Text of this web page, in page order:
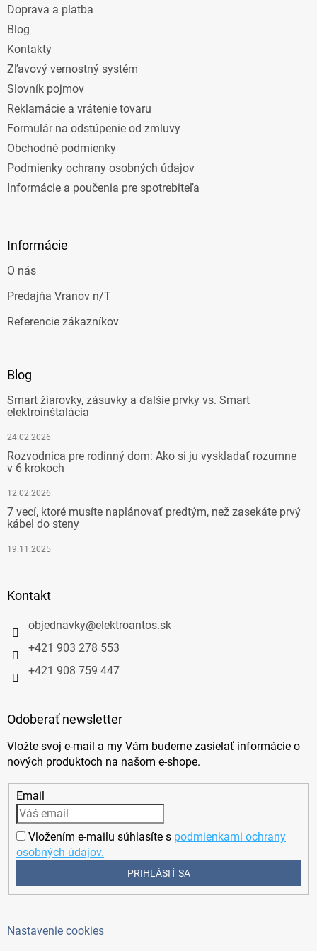
Doprava a platba
Blog
Kontakty
Zľavový vernostný systém
Slovník pojmov
Reklamácie a vrátenie tovaru
Formulár na odstúpenie od zmluvy
Obchodné podmienky
Podmienky ochrany osobných údajov
Informácie a poučenia pre spotrebiteľa
Informácie
O nás
Predajňa Vranov n/T
Referencie zákazníkov
Blog
Smart žiarovky, zásuvky a ďalšie prvky vs. Smart
elektroinštalácia
24.02.2026
Rozvodnica pre rodinný dom: Ako si ju vyskladať rozumne
v 6 krokoch
12.02.2026
7 vecí, ktoré musíte naplánovať predtým, než zasekáte prvý
kábel do steny
19.11.2025
Kontakt
objednavky@elektroantos.sk
+421 903 278 553
+421 908 759 447
Odoberať newsletter
Vložte svoj e-mail a my Vám budeme zasielať informácie o
nových produktoch na našom e-shope.
Email
Vložením e-mailu súhlasíte s podmienkami ochrany
osobných údajov.
PRIHLÁSIŤ SA
Nastavenie cookies